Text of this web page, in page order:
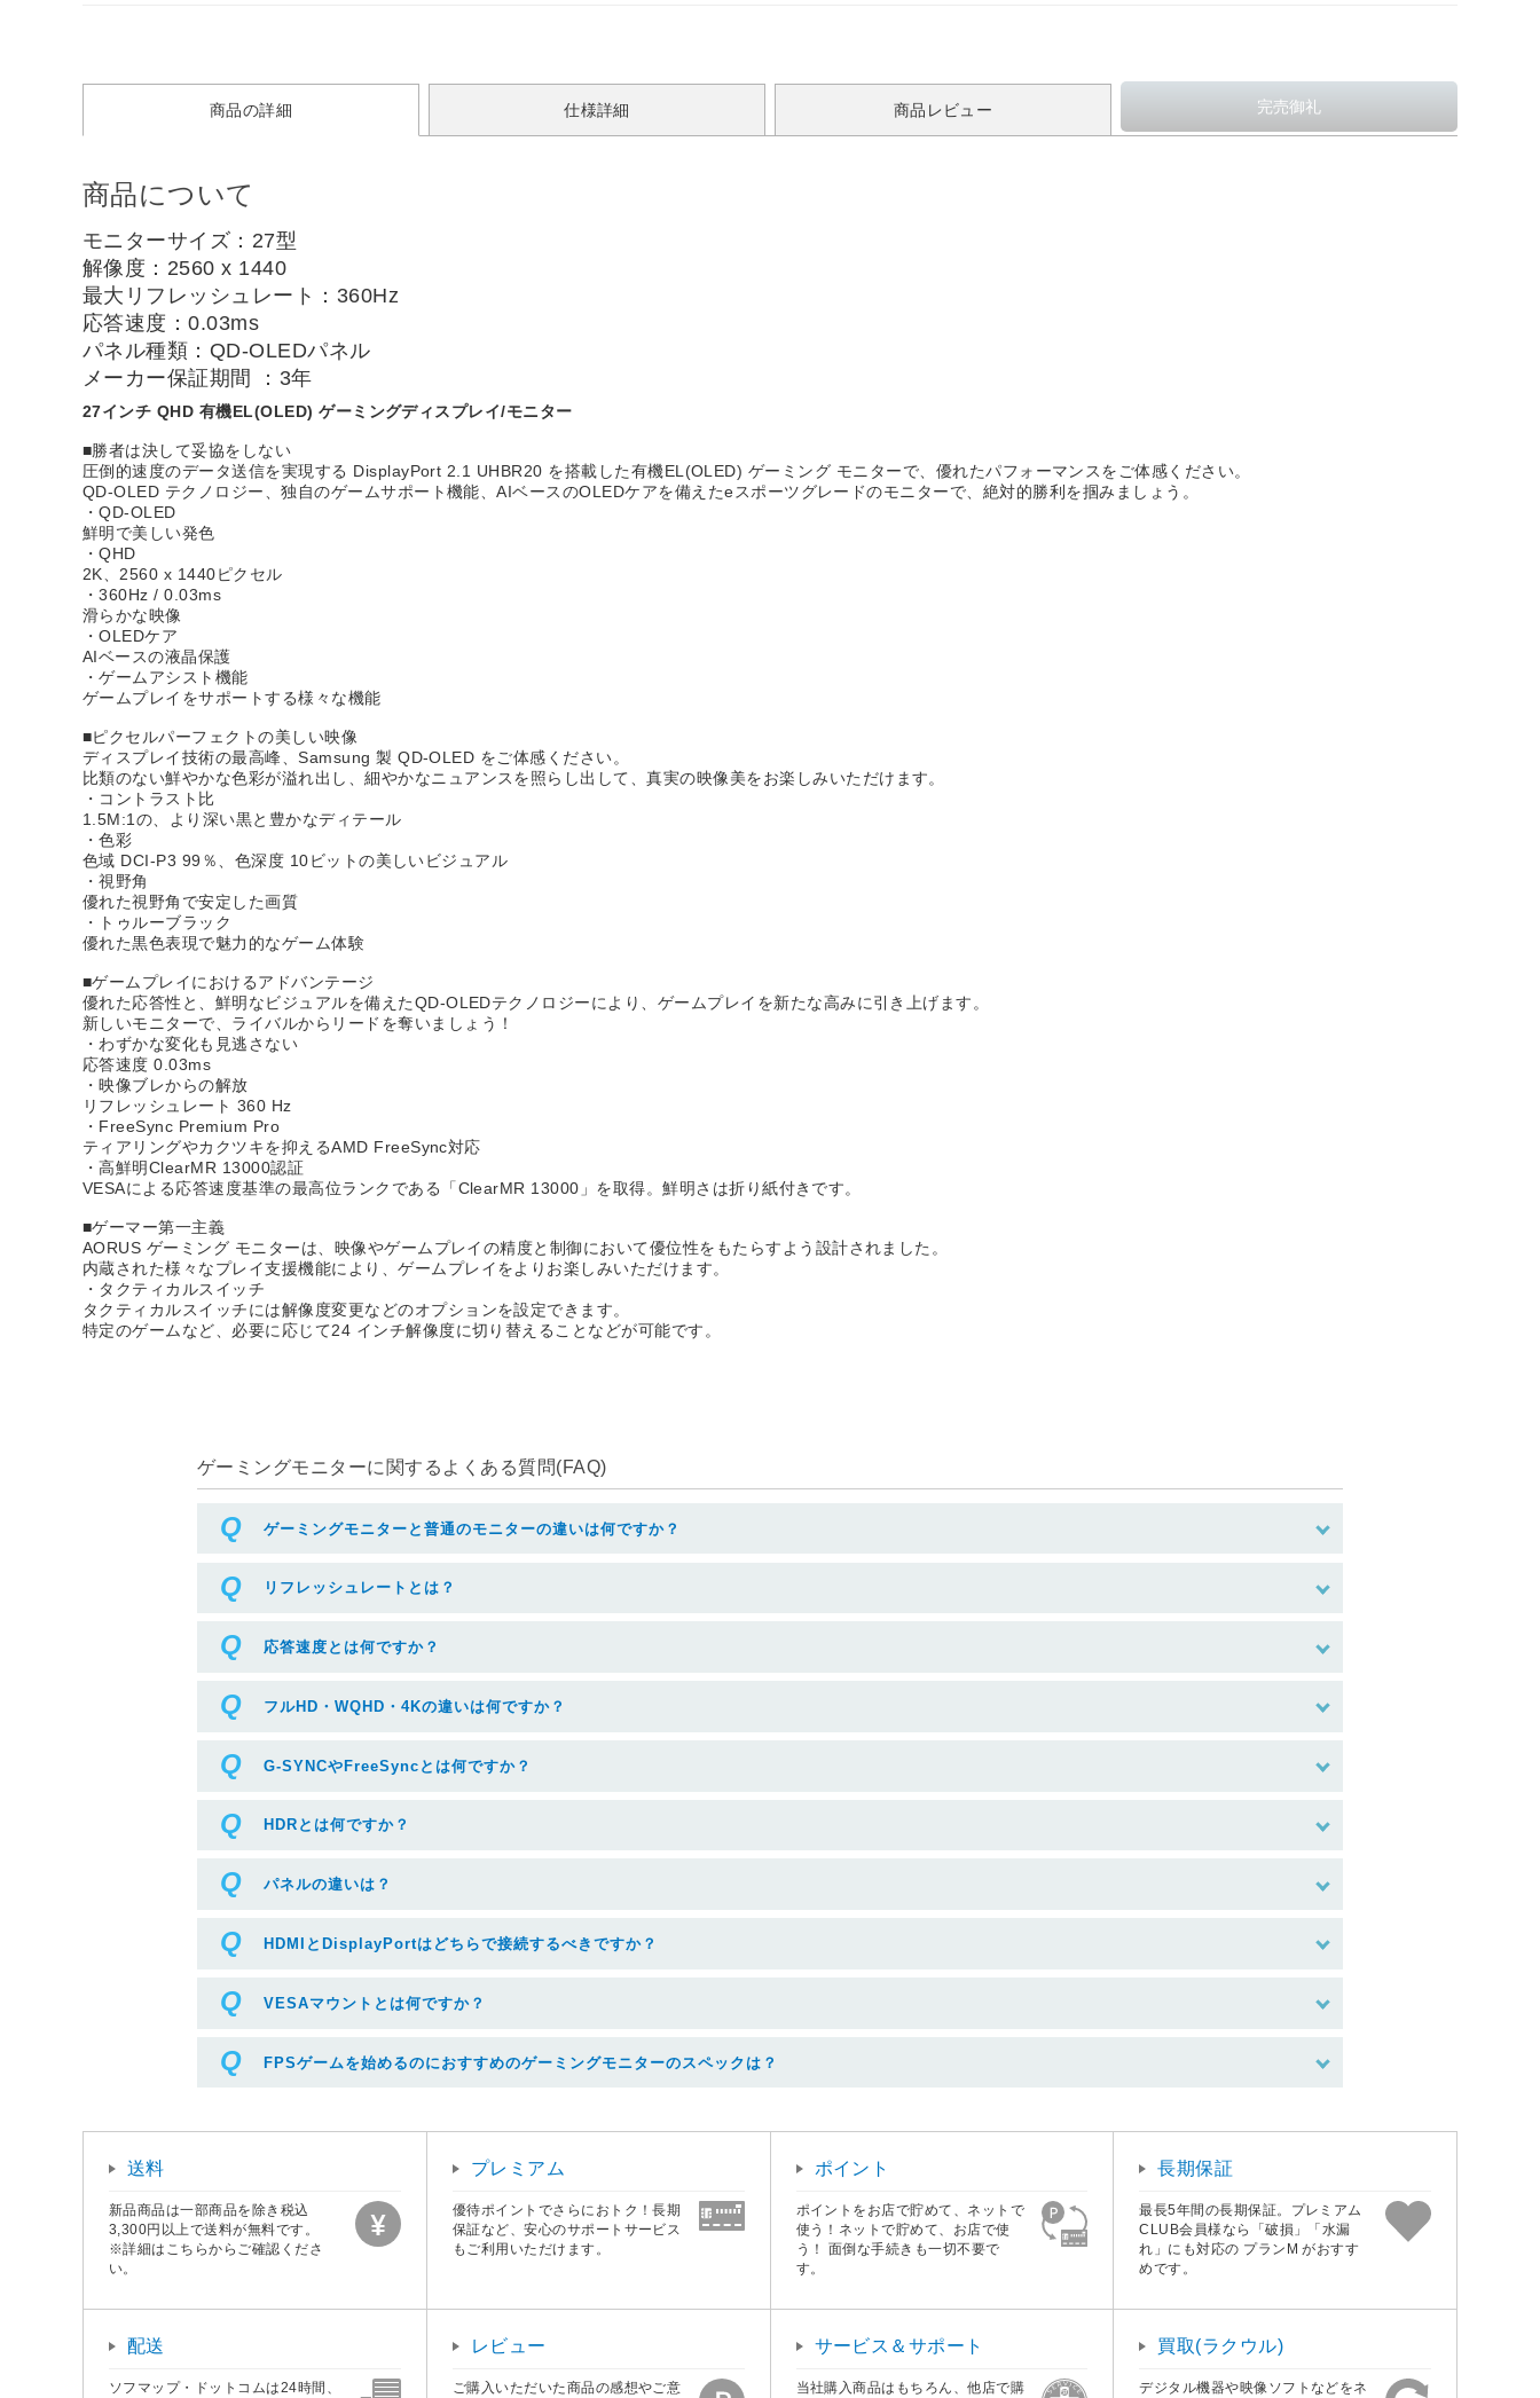
商品の詳細 仕様詳細 商品レビュー
商品について
モニターサイズ：27型
解像度：2560 x 1440
最大リフレッシュレート：360Hz
応答速度：0.03ms
パネル種類：QD-OLEDパネル
メーカー保証期間 ：3年
27インチ QHD 有機EL(OLED) ゲーミングディスプレイ/モニター
■勝者は決して妥協をしない
圧倒的速度のデータ送信を実現する DisplayPort 2.1 UHBR20 を搭載した有機EL(OLED) ゲーミング モニターで、優れたパフォーマンスをご体感ください。
QD-OLED テクノロジー、独自のゲームサポート機能、AIベースのOLEDケアを備えたeスポーツグレードのモニターで、絶対的勝利を掴みましょう。
・QD-OLED
鮮明で美しい発色
・QHD
2K、2560 x 1440ピクセル
・360Hz / 0.03ms
滑らかな映像
・OLEDケア
AIベースの液晶保護
・ゲームアシスト機能
ゲームプレイをサポートする様々な機能
■ピクセルパーフェクトの美しい映像
ディスプレイ技術の最高峰、Samsung 製 QD-OLED をご体感ください。
比類のない鮮やかな色彩が溢れ出し、細やかなニュアンスを照らし出して、真実の映像美をお楽しみいただけます。
・コントラスト比
1.5M:1の、より深い黒と豊かなディテール
・色彩
色域 DCI-P3 99％、色深度 10ビットの美しいビジュアル
・視野角
優れた視野角で安定した画質
・トゥルーブラック
優れた黒色表現で魅力的なゲーム体験
■ゲームプレイにおけるアドバンテージ
優れた応答性と、鮮明なビジュアルを備えたQD-OLEDテクノロジーにより、ゲームプレイを新たな高みに引き上げます。
新しいモニターで、ライバルからリードを奪いましょう！
・わずかな変化も見逃さない
応答速度 0.03ms
・映像ブレからの解放
リフレッシュレート 360 Hz
・FreeSync Premium Pro
ティアリングやカクツキを抑えるAMD FreeSync対応
・高鮮明ClearMR 13000認証
VESAによる応答速度基準の最高位ランクである「ClearMR 13000」を取得。鮮明さは折り紙付きです。
■ゲーマー第一主義
AORUS ゲーミング モニターは、映像やゲームプレイの精度と制御において優位性をもたらすよう設計されました。
内蔵された様々なプレイ支援機能により、ゲームプレイをよりお楽しみいただけます。
・タクティカルスイッチ
タクティカルスイッチには解像度変更などのオプションを設定できます。
特定のゲームなど、必要に応じて24 インチ解像度に切り替えることなどが可能です。
ゲーミングモニターに関するよくある質問(FAQ)
ゲーミングモニターと普通のモニターの違いは何ですか？
リフレッシュレートとは？
応答速度とは何ですか？
フルHD・WQHD・4Kの違いは何ですか？
G-SYNCやFreeSyncとは何ですか？
HDRとは何ですか？
パネルの違いは？
HDMIとDisplayPortはどちらで接続するべきですか？
VESAマウントとは何ですか？
FPSゲームを始めるのにおすすめのゲーミングモニターのスペックは？
送料
新品商品は一部商品を除き税込
3,300円以上で送料が無料です。
※詳細はこちらからご確認くださ
い。
プレミアム
優待ポイントでさらにおトク！長期
保証など、安心のサポートサービス
もご利用いただけます。
ポイント
ポイントをお店で貯めて、ネットで
使う！ネットで貯めて、お店で使
う！ 面倒な手続きも一切不要で
す。
長期保証
最長5年間の長期保証。プレミアム
CLUB会員様なら「破損」「水漏
れ」にも対応の プランM がおすす
めです。
配送
ソフマップ・ドットコムは24時間、
レビュー
ご購入いただいた商品の感想やご意
サービス＆サポート
当社購入商品はもちろん、他店で購
買取(ラクウル)
デジタル機器や映像ソフトなどをネ